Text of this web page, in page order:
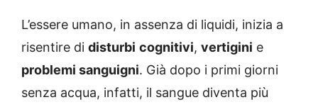
L’essere umano, in assenza di liquidi, inizia a
risentire di disturbi cognitivi, vertigini e
problemi sanguigni. Già dopo i primi giorni
senza acqua, infatti, il sangue diventa più